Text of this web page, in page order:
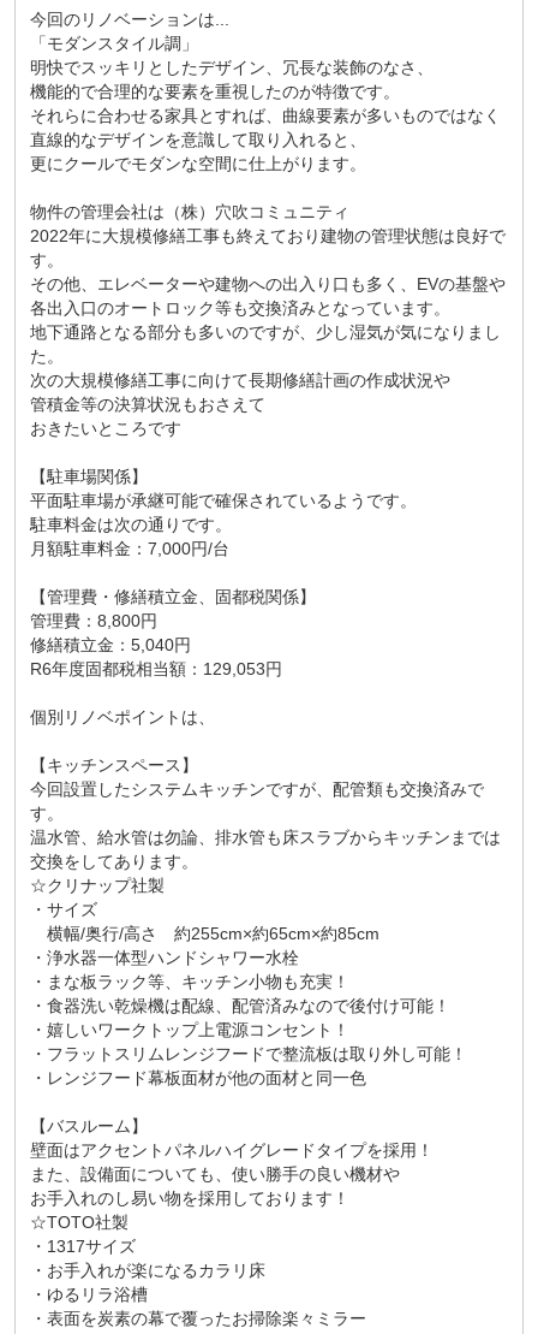
今回のリノベーションは...
「モダンスタイル調」
明快でスッキリとしたデザイン、冗長な装飾のなさ、
機能的で合理的な要素を重視したのが特徴です。
それらに合わせる家具とすれば、曲線要素が多いものではなく
直線的なデザインを意識して取り入れると、
更にクールでモダンな空間に仕上がります。
物件の管理会社は（株）穴吹コミュニティ
2022年に大規模修繕工事も終えており建物の管理状態は良好で
す。
その他、エレベーターや建物への出入り口も多く、EVの基盤や
各出入口のオートロック等も交換済みとなっています。
地下通路となる部分も多いのですが、少し湿気が気になりまし
た。
次の大規模修繕工事に向けて長期修繕計画の作成状況や
管積金等の決算状況もおさえて
おきたいところです
【駐車場関係】
平面駐車場が承継可能で確保されているようです。
駐車料金は次の通りです。
月額駐車料金：7,000円/台
【管理費・修繕積立金、固都税関係】
管理費：8,800円
修繕積立金：5,040円
R6年度固都税相当額：129,053円
個別リノベポイントは、
【キッチンスペース】
今回設置したシステムキッチンですが、配管類も交換済みで
す。
温水管、給水管は勿論、排水管も床スラブからキッチンまでは
交換をしてあります。
☆クリナップ社製
・サイズ
横幅/奥行/高さ 約255cm×約65cm×約85cm
・浄水器一体型ハンドシャワー水栓
・まな板ラック等、キッチン小物も充実！
・食器洗い乾燥機は配線、配管済みなので後付け可能！
・嬉しいワークトップ上電源コンセント！
・フラットスリムレンジフードで整流板は取り外し可能！
・レンジフード幕板面材が他の面材と同一色
【バスルーム】
壁面はアクセントパネルハイグレードタイプを採用！
また、設備面についても、使い勝手の良い機材や
お手入れのし易い物を採用しております！
☆TOTO社製
・1317サイズ
・お手入れが楽になるカラリ床
・ゆるリラ浴槽
・表面を炭素の幕で覆ったお掃除楽々ミラー